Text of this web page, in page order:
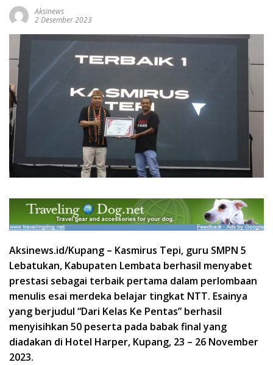
Aksinews
2 Desember 2023
Aksinews.id/Kupang – Kasmirus Tepi, guru SMPN 5
Lebatukan, Kabupaten Lembata berhasil menyabet
prestasi sebagai terbaik pertama dalam perlombaan
menulis esai merdeka belajar tingkat NTT. Esainya
yang berjudul “Dari Kelas Ke Pentas” berhasil
menyisihkan 50 peserta pada babak final yang
diadakan di Hotel Harper, Kupang, 23 – 26 November
2023.